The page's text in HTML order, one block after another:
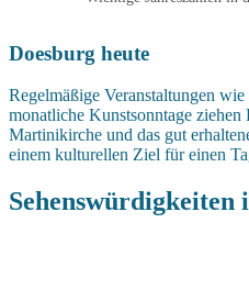
Doesburg heute
Regelmäßige Veranstaltungen
monatliche Kunstsonntage
Martinikirche und das gut
einem kulturellen Ziel für einen
Sehenswürdigkeiten